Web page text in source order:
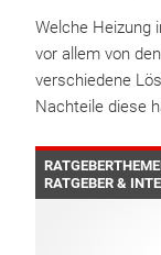
Welche Heizung
vor allem von
verschiedene
Nachteile diese
RATGEBER &